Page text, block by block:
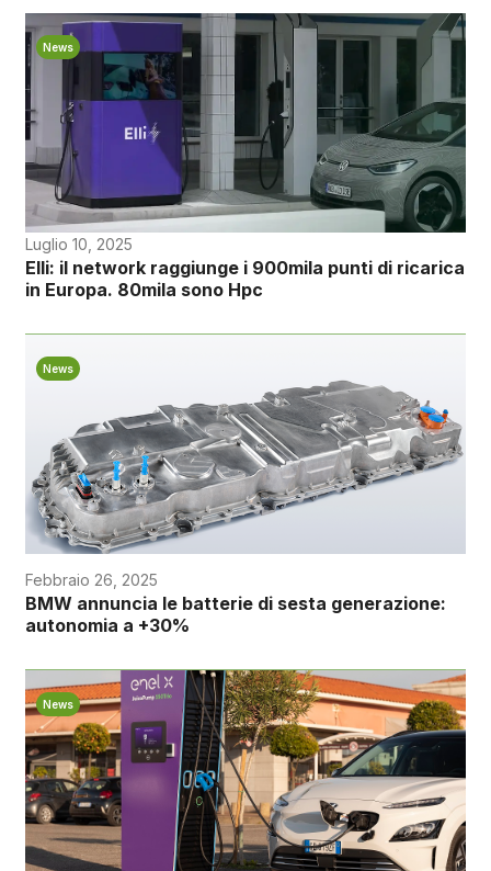
News
Luglio 10, 2025
Elli: il network raggiunge i 900mila punti di ricarica
in Europa. 80mila sono Hpc
News
Febbraio 26, 2025
BMW annuncia le batterie di sesta generazione:
autonomia a +30%
News